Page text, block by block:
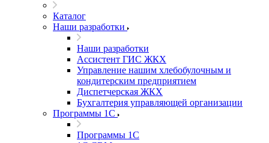
Каталог
Наши разработки
Наши разработки
Ассистент ГИС ЖКХ
Управление нашим хлебобулочным и
кондитерским предприятием
Диспетчерская ЖКХ
Бухгалтерия управляющей организации
Программы 1С
Программы 1С